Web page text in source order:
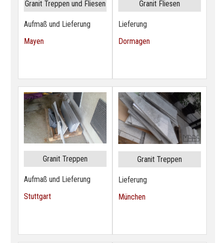
Granit Treppen und Fliesen
Aufmaß und Lieferung
Mayen
Granit Fliesen
Lieferung
Dormagen
Granit Treppen
Aufmaß und Lieferung
Stuttgart
Granit Treppen
Lieferung
München